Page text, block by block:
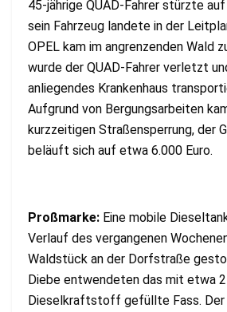
45-jährige QUAD-Fahrer stürzte auf
sein Fahrzeug landete in der
OPEL kam im angrenzenden Wald
wurde der QUAD-Fahrer verletzt
anliegendes Krankenhaus
Aufgrund von Bergungsarbeiten
kurzzeitigen Straßensperrung, der
beläuft sich auf etwa 6.000 Euro.
Proßmarke: Eine mobile
Verlauf des vergangenen
Waldstück an der Dorfstraße
Diebe entwendeten das mit etwa
Dieselkraftstoff gefüllte Fass. Der